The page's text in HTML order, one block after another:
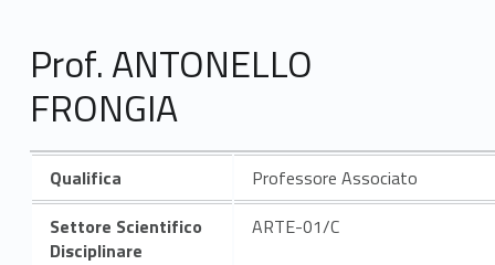
Prof. ANTONELLO
FRONGIA
Qualifica
Professore Associato
Settore Scientifico
Disciplinare
ARTE-01/C